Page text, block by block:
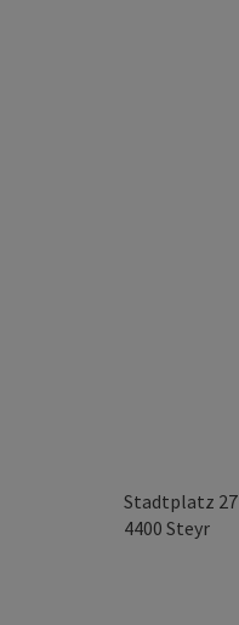
Stadtplatz 27
4400 Steyr